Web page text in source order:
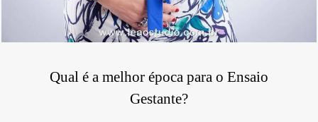
Qual é a melhor época para o Ensaio
Gestante?